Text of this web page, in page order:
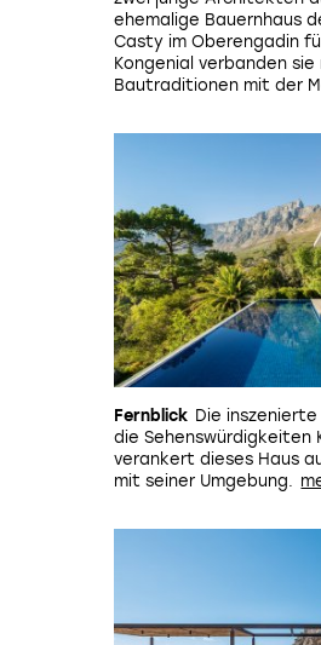
ehemalige Bauernhaus
Casty im Oberengadin
Kongenial verbanden sie
Bautraditionen mit der
Fernblick Die
die Sehenswürdigkeiten
verankert dieses Haus
mit seiner Umgebung.